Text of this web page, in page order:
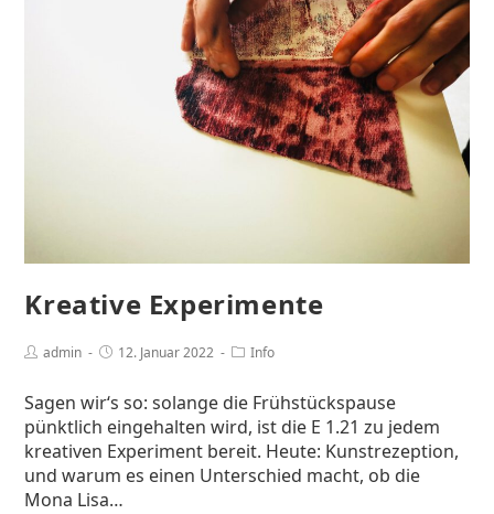
Kreative Experimente
admin 12. Januar 2022 Info
Sagen wir‘s so: solange die Frühstückspause
pünktlich eingehalten wird, ist die E 1.21 zu jedem
kreativen Experiment bereit. Heute: Kunstrezeption,
und warum es einen Unterschied macht, ob die
Mona Lisa…